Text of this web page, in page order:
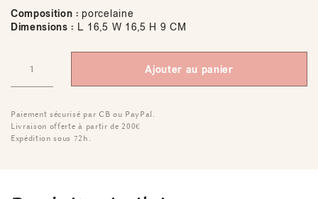
Composition : porcelaine
Dimensions : L 16,5 W 16,5 H 9 CM
Ajouter au panier
Paiement sécurisé par CB ou PayPal.
Livraison offerte à partir de 200€
Expédition sous 72h.